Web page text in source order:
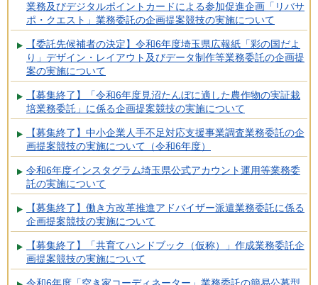
業務及びデジタルポイントカードによる参加促進企画「リバサ
ポ・クエスト」業務委託の企画提案競技の実施について
【委託先候補者の決定】令和6年度埼玉県広報紙「彩の国だよ
り」デザイン・レイアウト及びデータ制作等業務委託の企画提
案の実施について
【募集終了】「令和6年度見沼たんぼに適した農作物の実証栽
培業務委託」に係る企画提案競技の実施について
【募集終了】中小企業人手不足対応支援事業調査業務委託の企
画提案競技の実施について（令和6年度）
令和6年度インスタグラム埼玉県公式アカウント運用等業務委
託の実施について
【募集終了】働き方改革推進アドバイザー派遣業務委託に係る
企画提案競技の実施について
【募集終了】「共育てハンドブック（仮称）」作成業務委託企
画提案競技の実施について